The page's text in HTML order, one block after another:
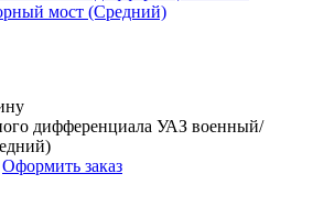
дифференциала УАЗ военный/
Оформить заказ